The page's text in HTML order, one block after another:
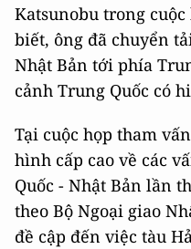
Katsunobu trong cuộc
biết, ông đã chuyển
Nhật Bản tới phía
cảnh Trung Quốc có
Tại cuộc họp tham
hình cấp cao về các
Quốc - Nhật Bản lần
theo Bộ Ngoại giao
đề cập đến việc tàu